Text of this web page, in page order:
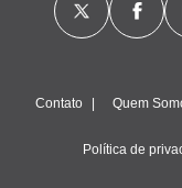
Contato Quem
Política de